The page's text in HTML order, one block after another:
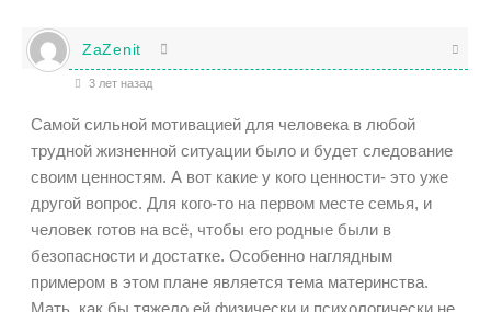
ZaZenit
3 лет назад
Самой сильной мотивацией для человека в любой
трудной жизненной ситуации было и будет следование
своим ценностям. А вот какие у кого ценности- это уже
другой вопрос. Для кого-то на первом месте семья, и
человек готов на всё, чтобы его родные были в
безопасности и достатке. Особенно наглядным
примером в этом плане является тема материнства.
Мать, как бы тяжело ей физически и психологически не